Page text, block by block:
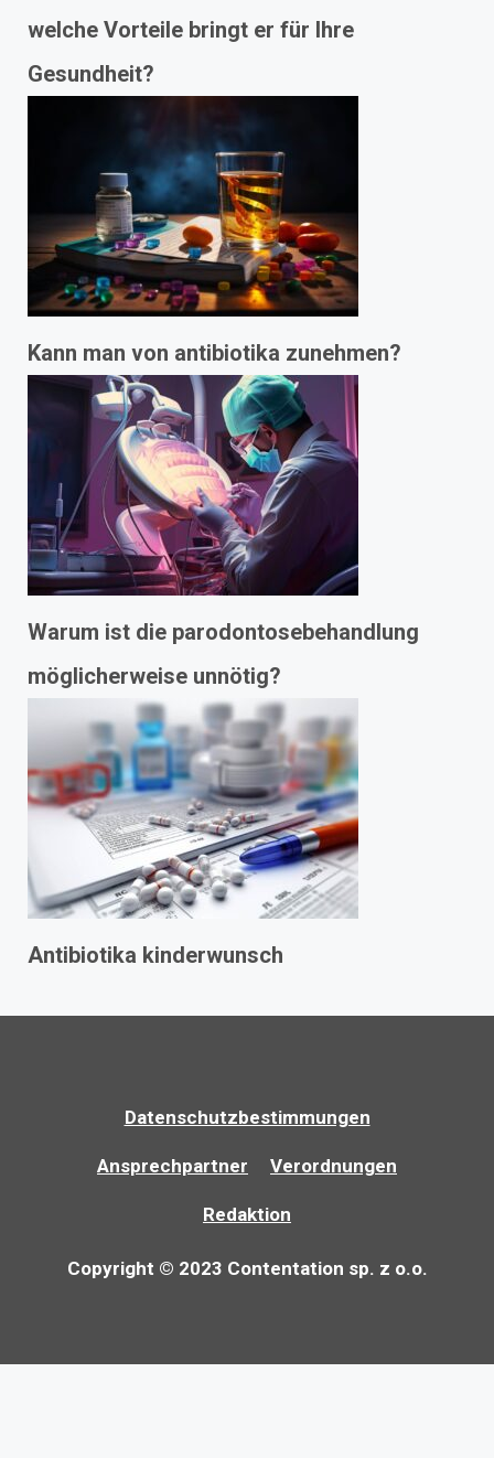
welche Vorteile bringt er für Ihre
Gesundheit?
Kann man von antibiotika zunehmen?
Warum ist die parodontosebehandlung
möglicherweise unnötig?
Antibiotika kinderwunsch
Datenschutzbestimmungen
Ansprechpartner Verordnungen
Redaktion
Copyright © 2023 Contentation sp. z o.o.